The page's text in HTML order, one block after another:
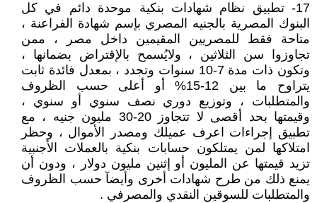
17- تطبيق نظام شهادات بنكية موحدة دائم في كل
البنوك المصرية بالجنيه المصري بإسم شهادة الفراعنة ،
متاحة فقط للمصريين المقيمين داخل مصر ، ممن
تجاوزوا سن الثلاثين ، ولايُسمح بالإقتراض بضمانها ،
وتكون ذات مدة 7-10 سنوات وتجدد ، بمعدل فائدة ثابت
يتراوح ما بين 12-15% أو أعلى حسب الظروف
والمتطلبات ، وتوزيع دوري نصف سنوي أو سنوي ،
وقيمتها بحد أقصى لا تتجاوز 20-30 مليون جنيه ، مع
تطبيق إجراءات اعرف عميلك ومصدر الأموال ، وحظر
امتلاكها لمن يمتلكون حسابات بنكية بالعملات الأجنبية
تزيد قيمتها عن المليون أو إثنين مليون دولار ، ودون أن
يمنع ذلك من طرح شهادات أخرى وأيضآ حسب الظروف
والمتطلبات للسوقين النقدي والمصرفي .